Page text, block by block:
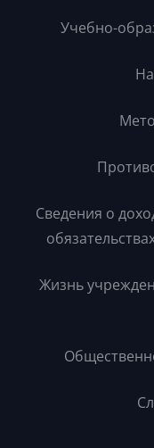
Учебно-
Сведения о
Жизнь